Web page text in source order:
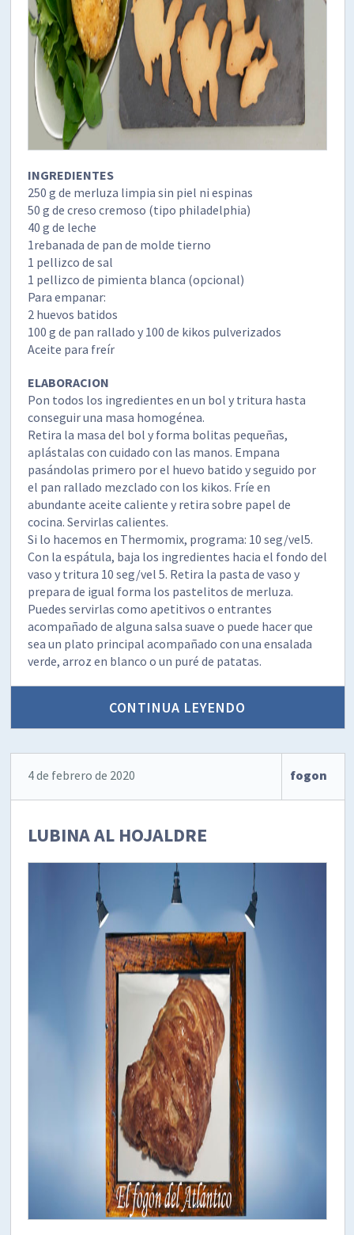
INGREDIENTES
250 g de merluza limpia sin piel ni espinas
50 g de creso cremoso (tipo philadelphia)
40 g de leche
1rebanada de pan de molde tierno
1 pellizco de sal
1 pellizco de pimienta blanca (opcional)
Para empanar:
2 huevos batidos
100 g de pan rallado y 100 de kikos pulverizados
Aceite para freír
ELABORACION
Pon todos los ingredientes en un bol y tritura hasta
conseguir una masa homogénea.
Retira la masa del bol y forma bolitas pequeñas,
aplástalas con cuidado con las manos. Empana
pasándolas primero por el huevo batido y seguido por
el pan rallado mezclado con los kikos. Fríe en
abundante aceite caliente y retira sobre papel de
cocina. Servirlas calientes.
Si lo hacemos en Thermomix, programa: 10 seg/vel5.
Con la espátula, baja los ingredientes hacia el fondo del
vaso y tritura 10 seg/vel 5. Retira la pasta de vaso y
prepara de igual forma los pastelitos de merluza.
Puedes servirlas como apetitivos o entrantes
acompañado de alguna salsa suave o puede hacer que
sea un plato principal acompañado con una ensalada
verde, arroz en blanco o un puré de patatas.
CONTINUA LEYENDO
4 de febrero de 2020 fogon
LUBINA AL HOJALDRE